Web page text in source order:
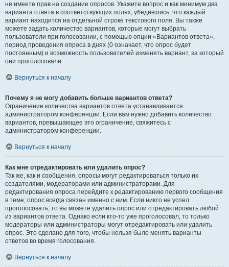
не имеете прав на создание опросов. Укажите вопрос и как минимум два
варианта ответа в соответствующих полях, убедившись, что каждый
вариант находится на отдельной строке текстового поля. Вы также
можете задать количество вариантов, которые могут выбрать
пользователи при голосовании, с помощью опции «Вариантов ответа»,
период проведения опроса в днях (0 означает, что опрос будет
постоянным) и возможность пользователей изменять вариант, за который
они проголосовали.
Вернуться к началу
Почему я не могу добавить больше вариантов ответа?
Ограничение количества вариантов ответа устанавливается
администратором конференции. Если вам нужно добавить количество
вариантов, превышающее это ограничение, свяжитесь с
администратором конференции.
Вернуться к началу
Как мне отредактировать или удалить опрос?
Так же, как и сообщения, опросы могут редактироваться только их
создателями, модераторами или администраторами. Для
редактирования опроса перейдите к редактированию первого сообщения
в теме; опрос всегда связан именно с ним. Если никто не успел
проголосовать, то вы можете удалить опрос или отредактировать любой
из вариантов ответа. Однако если кто-то уже проголосовал, то только
модераторы или администраторы могут отредактировать или удалить
опрос. Это сделано для того, чтобы нельзя было менять варианты
ответов во время голосования.
Вернуться к началу